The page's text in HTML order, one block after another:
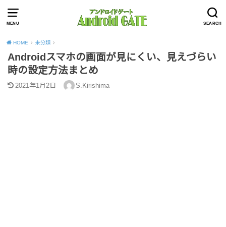
MENU SEARCH
HOME 未分類
Androidスマホの画面が見にくい、見えづらい
時の設定方法まとめ
2021年1月2日 S.Kirishima